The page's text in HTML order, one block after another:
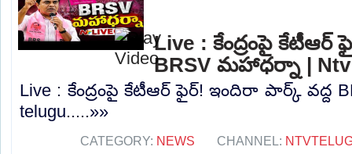
Live : కేంద్రంపై కేటీఆర్
BRSV మహాధర్నా |
Live : కేంద్రంపై కేటీఆర్ ఫైర్! ఇందిరా పార్క్ వద్ద
telugu.....»»
CATEGORY: NEWS CHANNEL: